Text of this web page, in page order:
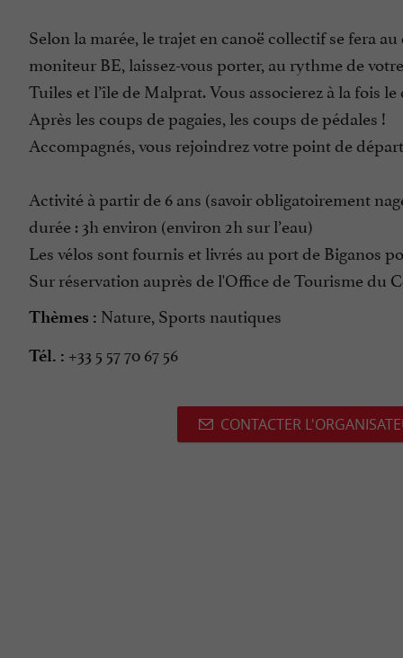
Selon la marée, le trajet en canoë collectif se fera
moniteur BE, laissez-vous porter, au rythme de
Tuiles et l’île de Malprat. Vous associerez à la fois
Après les coups de pagaies, les coups de pédales !
Accompagnés, vous rejoindrez votre point de
Activité à partir de 6 ans (savoir obligatoirement
durée : 3h environ (environ 2h sur l’eau)
Les vélos sont fournis et livrés au port de Biganos
Sur réservation auprès de l'Office de Tourisme du
Thèmes : Nature, Sports nautiques
Tél. : +33 5 57 70 67 56
CONTACTER